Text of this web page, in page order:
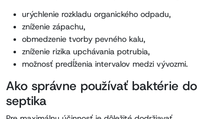
urýchlenie rozkladu organického odpadu,
zníženie zápachu,
obmedzenie tvorby pevného kalu,
zníženie rizika upchávania potrubia,
možnosť predĺženia intervalov medzi vývozmi.
Ako správne používať baktérie do
septika